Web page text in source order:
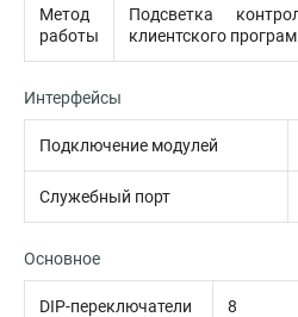
Метод
работы
Подсветка
клиентского
Интерфейсы
Подключение модулей
Служебный порт
Основное
DIP-переключатели 8